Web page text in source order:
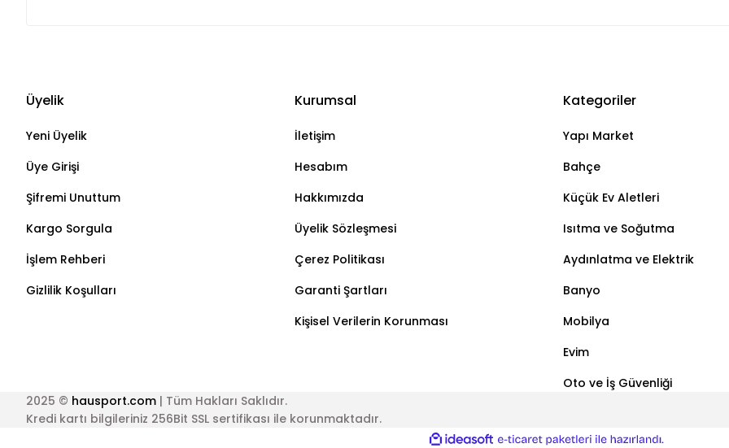
Bu ürüne ilk yorumu siz yapın!
Yorum Yaz
Üyelik
Yeni Üyelik
Üye Girişi
Şifremi Unuttum
Kargo Sorgula
İşlem Rehberi
Gizlilik Koşulları
Kurumsal
İletişim
Hesabım
Hakkımızda
Üyelik Sözleşmesi
Çerez Politikası
Garanti Şartları
Kişisel Verilerin Korunması
Kategoriler
Yapı Market
Bahçe
Küçük Ev Aletleri
Isıtma ve Soğutma
Aydınlatma ve Elektrik
Banyo
Mobilya
Evim
Oto ve İş Güvenliği
2025 © hausport.com | Tüm Hakları Saklıdır.
Kredi kartı bilgileriniz 256Bit SSL sertifikası ile korunmaktadır.
ideasoft e-